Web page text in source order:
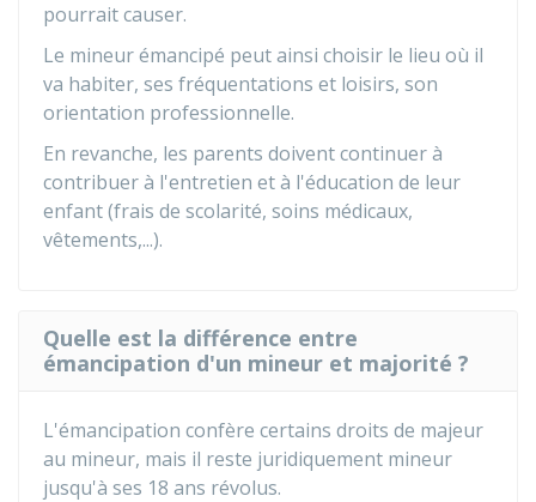
pourrait causer.
Le mineur émancipé peut ainsi choisir le lieu où il
va habiter, ses fréquentations et loisirs, son
orientation professionnelle.
En revanche, les parents doivent continuer à
contribuer à l'entretien et à l'éducation de leur
enfant (frais de scolarité, soins médicaux,
vêtements,...).
Quelle est la différence entre
émancipation d'un mineur et majorité ?
L'émancipation confère certains droits de majeur
au mineur, mais il reste juridiquement mineur
jusqu'à ses 18 ans révolus.